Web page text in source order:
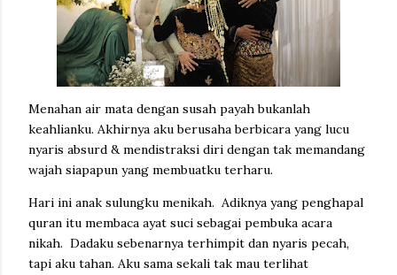
Menahan air mata dengan susah payah bukanlah
keahlianku. Akhirnya aku berusaha berbicara yang lucu
nyaris absurd & mendistraksi diri dengan tak memandang
wajah siapapun yang membuatku terharu.
Hari ini anak sulungku menikah. Adiknya yang penghapal
quran itu membaca ayat suci sebagai pembuka acara
nikah. Dadaku sebenarnya terhimpit dan nyaris pecah,
tapi aku tahan. Aku sama sekali tak mau terlihat